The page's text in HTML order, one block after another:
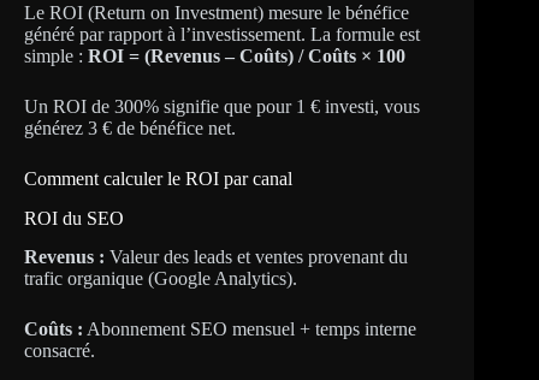
Le ROI (Return on Investment) mesure le bénéfice
généré par rapport à l’investissement. La formule est
simple : ROI = (Revenus – Coûts) / Coûts × 100
Un ROI de 300% signifie que pour 1 € investi, vous
générez 3 € de bénéfice net.
Comment calculer le ROI par canal
ROI du SEO
Revenus : Valeur des leads et ventes provenant du
trafic organique (Google Analytics).
Coûts : Abonnement SEO mensuel + temps interne
consacré.